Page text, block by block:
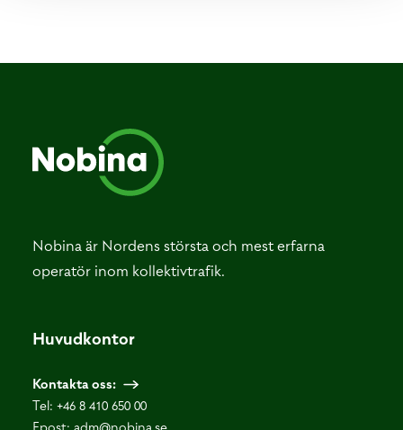
Nobina är Nordens största och mest erfarna
operatör inom kollektivtrafik.
Huvudkontor
Kontakta oss:
Tel: +46 8 410 650 00